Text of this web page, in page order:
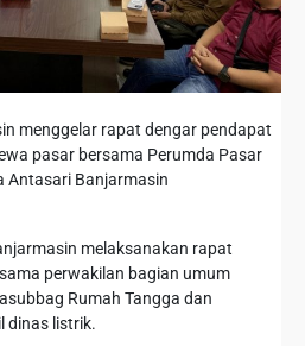
menggelar rapat dengar pendapat
pasar bersama Perumda Pasar
Antasari Banjarmasin
melaksanakan rapat
perwakilan bagian umum
Rumah Tangga dan
dinas listrik.